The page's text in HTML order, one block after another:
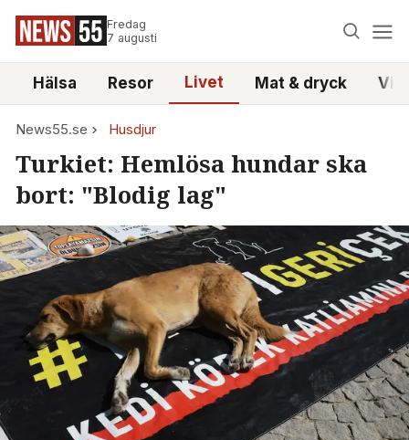
Fredag
7 augusti
Hälsa Resor Livet Mat & dryck
News55.se Husdjur
Turkiet: Hemlösa hundar ska
bort: "Blodig lag"